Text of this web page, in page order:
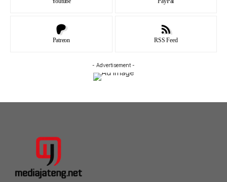
Patreon RSS Feed
- Advertisement -